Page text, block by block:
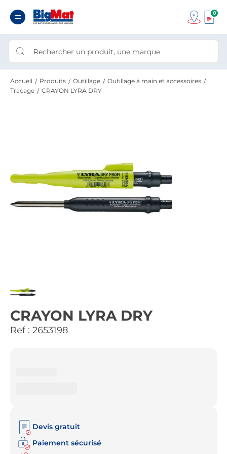
0
Accueil Produits Outillage
Outillage à main et accessoires
Traçage
CRAYON LYRA DRY
CRAYON LYRA DRY
Ref : 2653198
Devis gratuit
Paiement sécurisé